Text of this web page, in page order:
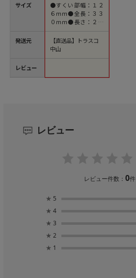
サイズ
発送元
レビュー
●すくい部幅：１２
６ｍｍ●全長：３３
０ｍｍ●長さ：２０
６ｍｍ
【直送品】トラスコ
中山
レビュー
レビュー件数：0件
★ 5
★ 4
★ 3
★ 2
★ 1